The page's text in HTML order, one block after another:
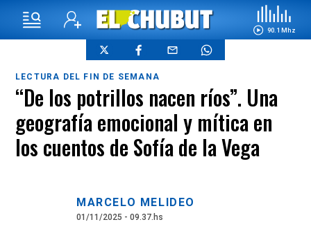
90.1 Mhz
LECTURA DEL FIN DE SEMANA
“De los potrillos nacen ríos”. Una
geografía emocional y mítica en
los cuentos de Sofía de la Vega
MARCELO MELIDEO
01/11/2025 - 09.37.hs